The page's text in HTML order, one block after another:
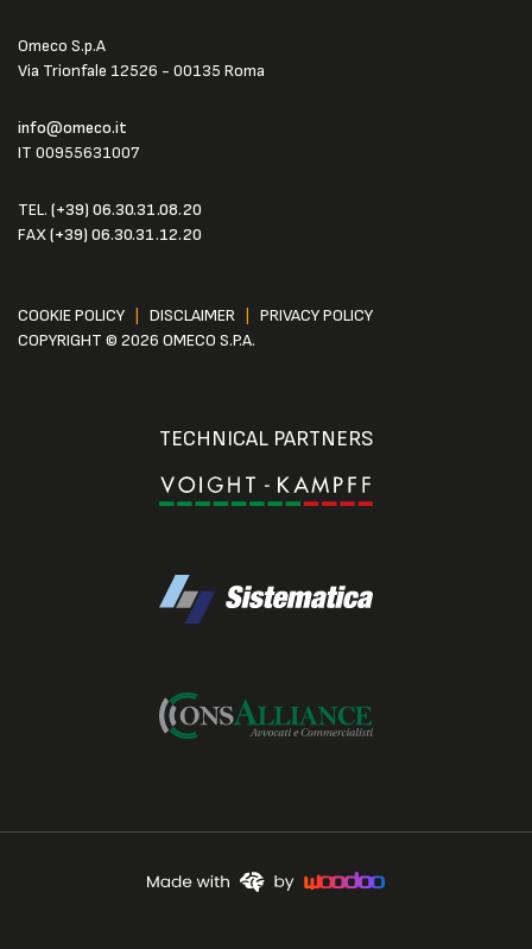
Omeco S.p.A
Via Trionfale 12526 - 00135 Roma
info@omeco.it
IT 00955631007
TEL. (+39) 06.30.31.08.20
FAX(+39) 06.30.31.12.20
COOKIE POLICY DISCLAIMER
PRIVACY POLICY
COPYRIGHT © 2026 OMECO S.P.A.
TECHNICAL PARTNERS